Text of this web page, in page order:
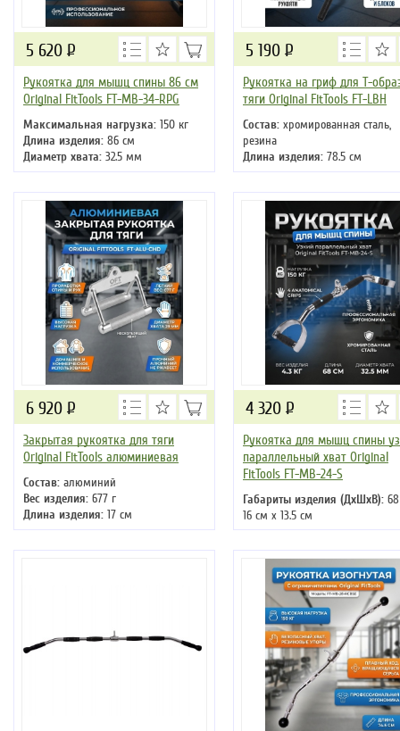
Рукоятка для мышц спины 86 см
Original FitTools FT-MB-34-RPG
Максимальная нагрузка: 150 кг
Длина изделия: 86 см
Диаметр хвата: 32.5 мм
5 620 Р
Рукоятка на гриф для Т-
тяги Original FitTools FT-LBH
Состав: хромированная сталь,
резина
Длина изделия: 78.5 см
Ширина изделия:22 см
5 190 Р
Закрытая рукоятка для тяги
Original FitTools алюминиевая
Состав: алюминий
Вес изделия: 677 г
Длина изделия: 17 см
6 920 Р
Рукоятка для мышц спины
параллельный хват Original
FitTools FT-MB-24-S
Габариты изделия (ДхШхВ):
16 см х 13.5 см
Диаметр хвата:32.5 мм
Максимальная нагрузка:150
4 320 Р